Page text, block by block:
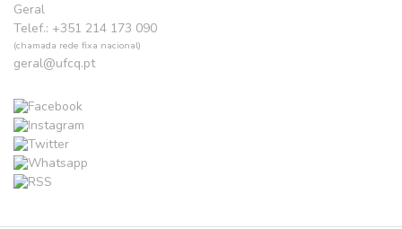
Geral
Telef.: +351 214 173 090
(chamada rede fixa nacional)
geral@ufcq.pt